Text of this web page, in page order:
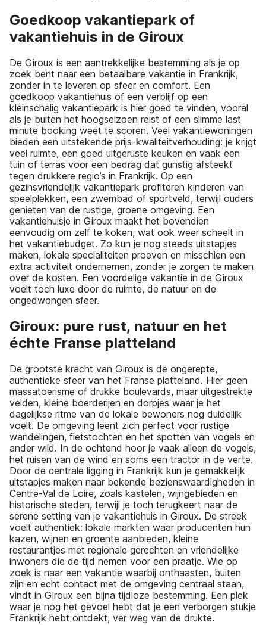
Goedkoop vakantiepark of
vakantiehuis in de Giroux
De Giroux is een aantrekkelijke bestemming als je op
zoek bent naar een betaalbare vakantie in Frankrijk,
zonder in te leveren op sfeer en comfort. Een
goedkoop vakantiehuis of een verblijf op een
kleinschalig vakantiepark is hier goed te vinden, vooral
als je buiten het hoogseizoen reist of een slimme last
minute booking weet te scoren. Veel vakantiewoningen
bieden een uitstekende prijs-kwaliteitverhouding: je krijgt
veel ruimte, een goed uitgeruste keuken en vaak een
tuin of terras voor een bedrag dat gunstig afsteekt
tegen drukkere regio’s in Frankrijk. Op een
gezinsvriendelijk vakantiepark profiteren kinderen van
speelplekken, een zwembad of sportveld, terwijl ouders
genieten van de rustige, groene omgeving. Een
vakantiehuisje in Giroux maakt het bovendien
eenvoudig om zelf te koken, wat ook weer scheelt in
het vakantiebudget. Zo kun je nog steeds uitstapjes
maken, lokale specialiteiten proeven en misschien een
extra activiteit ondernemen, zonder je zorgen te maken
over de kosten. Een voordelige vakantie in de Giroux
voelt toch luxe door de ruimte, de natuur en de
ongedwongen sfeer.
Giroux: pure rust, natuur en het
échte Franse platteland
De grootste kracht van Giroux is de ongerepte,
authentieke sfeer van het Franse platteland. Hier geen
massatoerisme of drukke boulevards, maar uitgestrekte
velden, kleine boerderijen en dorpjes waar je het
dagelijkse ritme van de lokale bewoners nog duidelijk
voelt. De omgeving leent zich perfect voor rustige
wandelingen, fietstochten en het spotten van vogels en
ander wild. In de ochtend hoor je vaak alleen de vogels,
het ruisen van de wind en soms een tractor in de verte.
Door de centrale ligging in Frankrijk kun je gemakkelijk
uitstapjes maken naar bekende bezienswaardigheden in
Centre-Val de Loire, zoals kastelen, wijngebieden en
historische steden, terwijl je toch terugkeert naar de
serene setting van je vakantiehuis in Giroux. De streek
voelt authentiek: lokale markten waar producenten hun
kazen, wijnen en groente aanbieden, kleine
restaurantjes met regionale gerechten en vriendelijke
inwoners die de tijd nemen voor een praatje. Wie op
zoek is naar een vakantie waarbij onthaasten, buiten
zijn en echt contact met de omgeving centraal staan,
vindt in Giroux een bijna tijdloze bestemming. Een plek
waar je nog het gevoel hebt dat je een verborgen stukje
Frankrijk hebt ontdekt, ver weg van de drukte.